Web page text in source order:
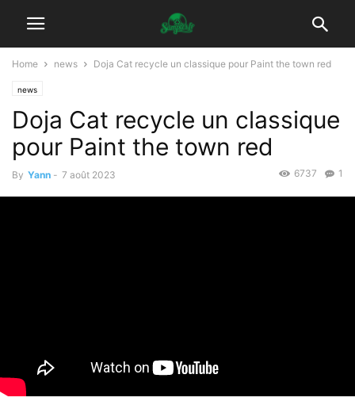
Home news Doja Cat recycle un classique pour Paint the town red
news
Doja Cat recycle un classique
pour Paint the town red
By Yann - 7 août 2023 1
6737